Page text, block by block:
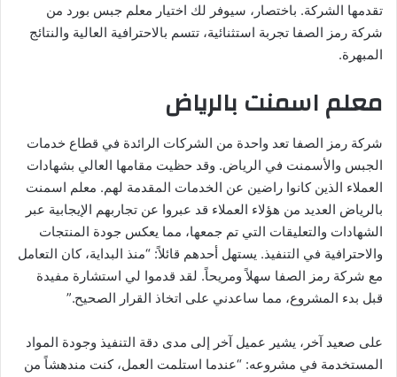
تقدمها الشركة. باختصار، سيوفر لك اختيار معلم جبس بورد من
شركة رمز الصفا تجربة استثنائية، تتسم بالاحترافية العالية والنتائج
المبهرة.
معلم اسمنت بالرياض
شركة رمز الصفا تعد واحدة من الشركات الرائدة في قطاع خدمات
الجبس والأسمنت في الرياض. وقد حظيت مقامها العالي بشهادات
العملاء الذين كانوا راضين عن الخدمات المقدمة لهم. معلم اسمنت
بالرياض العديد من هؤلاء العملاء قد عبروا عن تجاربهم الإيجابية عبر
الشهادات والتعليقات التي تم جمعها، مما يعكس جودة المنتجات
والاحترافية في التنفيذ. يستهل أحدهم قائلاً: “منذ البداية، كان التعامل
مع شركة رمز الصفا سهلاً ومريحاً. لقد قدموا لي استشارة مفيدة
قبل بدء المشروع، مما ساعدني على اتخاذ القرار الصحيح.”
على صعيد آخر، يشير عميل آخر إلى مدى دقة التنفيذ وجودة المواد
المستخدمة في مشروعه: “عندما استلمت العمل، كنت مندهشاً من